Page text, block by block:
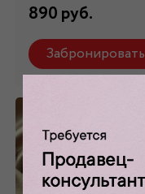
890 руб.
Забронировать